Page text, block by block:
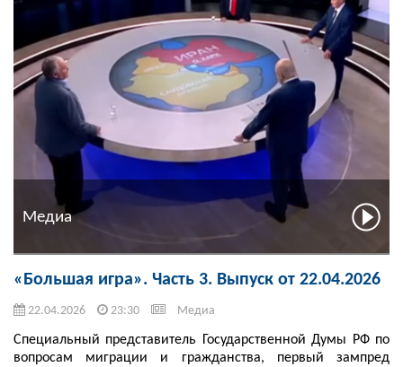
Медиа
«Большая игра». Часть 3. Выпуск от 22.04.2026
22.04.2026 23:30 Медиа
Специальный представитель Государственной Думы РФ по
вопросам миграции и гражданства, первый зампред